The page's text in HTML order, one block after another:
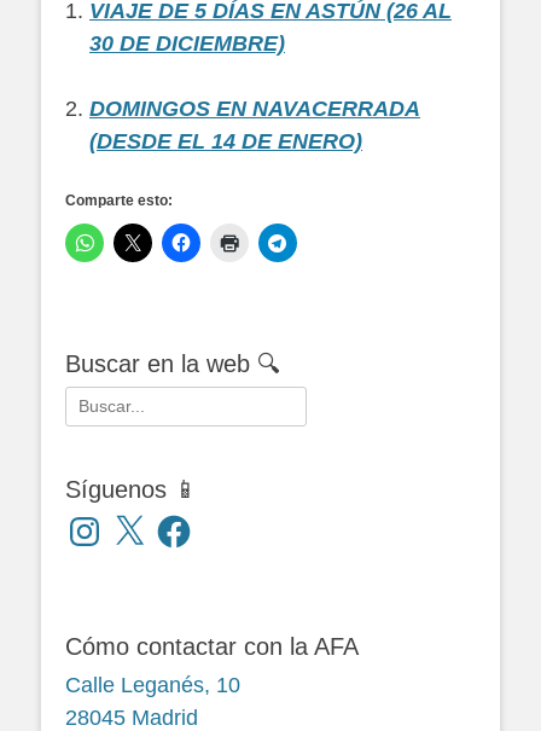
VIAJE DE 5 DÍAS EN ASTÚN (26 AL
30 DE DICIEMBRE)
DOMINGOS EN NAVACERRADA
(DESDE EL 14 DE ENERO)
Comparte esto:
Buscar en la web 🔍
Buscar:
Síguenos 📱
Instagram
X Facebook
Cómo contactar con la AFA
Calle Leganés, 10
28045 Madrid